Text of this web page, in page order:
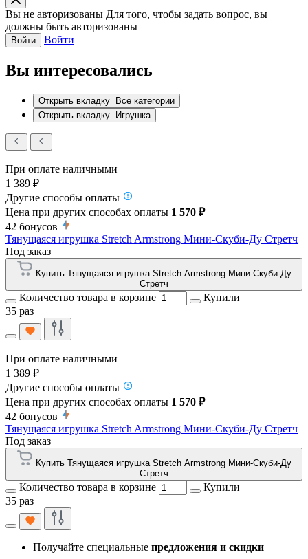
Вы не авторизованы Для того, чтобы задать вопрос, вы
должны быть авторизованы
Войти Войти
Вы интересовались
Открыть вкладку Все категории
Открыть вкладку Игрушка
При оплате наличными
1 389 ₽
Другие способы оплаты
Цена при других способах оплаты 1 570 ₽
42 бонусов
Тянущаяся игрушка Stretch Armstrong Мини-Скуби-Ду Стретч
Под заказ
Купить Тянущаяся игрушка Stretch Armstrong Мини-Скуби-Ду
Стретч
Количество товара в корзине
Купили
35 раз
При оплате наличными
1 389 ₽
Другие способы оплаты
Цена при других способах оплаты 1 570 ₽
42 бонусов
Тянущаяся игрушка Stretch Armstrong Мини-Скуби-Ду Стретч
Под заказ
Купить Тянущаяся игрушка Stretch Armstrong Мини-Скуби-Ду
Стретч
Количество товара в корзине
Купили
35 раз
Получайте специальные предложения и скидки